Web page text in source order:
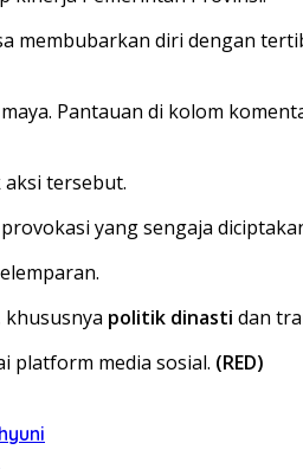
membubarkan diri dengan
Pantauan di kolom
tersebut.
yang sengaja
politik dinasti dan
platform media sosial. (RED)